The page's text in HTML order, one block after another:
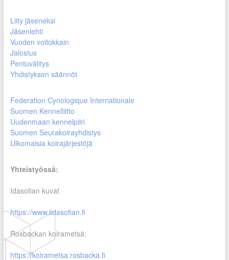
Liity jäseneksi
Jäsenlehti
Vuoden voitokkain
Jalostus
Pentuvälitys
Yhdistyksen säännöt
Federation Cynologique Internationale
Suomen Kennelliitto
Uudenmaan kennelpiiri
Suomen Seurakoirayhdistys
Ulkomaisia koirajärjestöjä
Yhteistyössä:
Idasofian kuvat
https://www.iidasofian.fi
Rosbackan koirametsä:
https://koirametsa.rosbacka.fi